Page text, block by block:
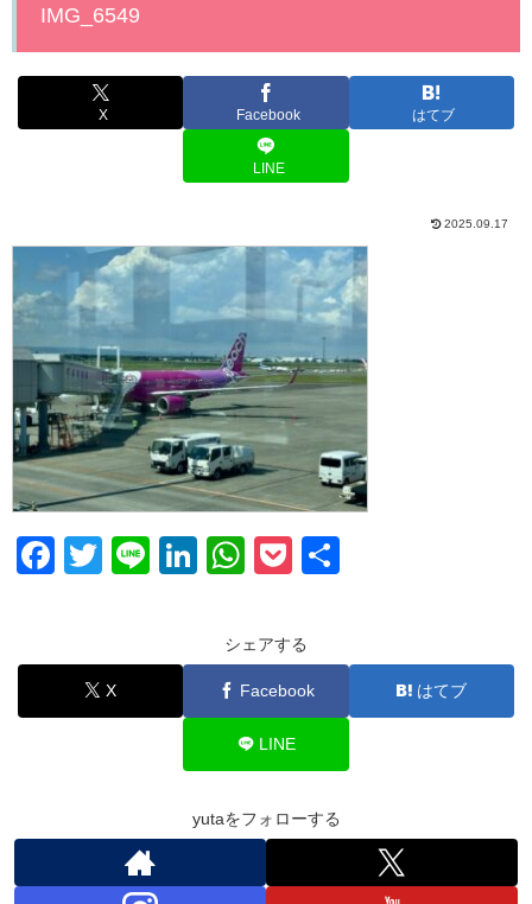
IMG_6549
X Facebook はてブ
LINE
2025.09.17
F
e
b
T
er
Li
Li
e
dI
W
at
s
A
p
p
P
ck
et
シェアする
X Facebook はてブ
LINE
yutaをフォローする